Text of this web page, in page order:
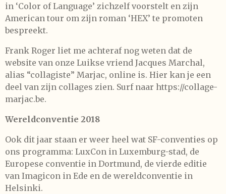
in ‘Color of Language’ zichzelf voorstelt en zijn
American tour om zijn roman ‘HEX’ te promoten
bespreekt.
Frank Roger liet me achteraf nog weten dat de
website van onze Luikse vriend Jacques Marchal,
alias “collagiste” Marjac, online is. Hier kan je een
deel van zijn collages zien. Surf naar https://collage-
marjac.be.
Wereldconventie 2018
Ook dit jaar staan er weer heel wat SF-conventies op
ons programma: LuxCon in Luxemburg-stad, de
Europese conventie in Dortmund, de vierde editie
van Imagicon in Ede en de wereldconventie in
Helsinki.